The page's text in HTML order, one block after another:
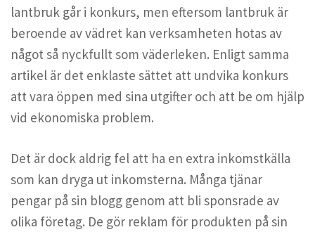
lantbruk går i konkurs, men eftersom lantbruk är
beroende av vädret kan verksamheten hotas av
något så nyckfullt som väderleken. Enligt samma
artikel är det enklaste sättet att undvika konkurs
att vara öppen med sina utgifter och att be om hjälp
vid ekonomiska problem.
Det är dock aldrig fel att ha en extra inkomstkälla
som kan dryga ut inkomsterna. Många tjänar
pengar på sin blogg genom att bli sponsrade av
olika företag. De gör reklam för produkten på sin